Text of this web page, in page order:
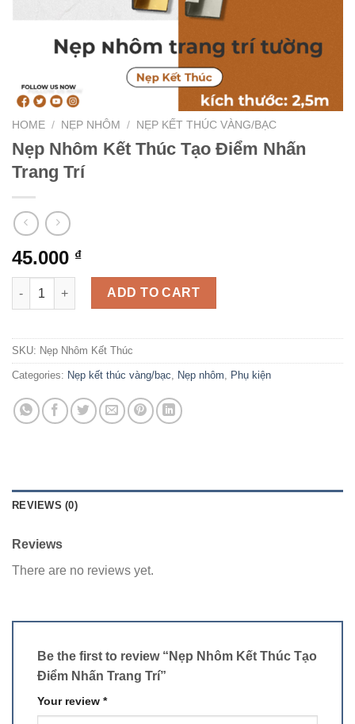
HOME / NẸP NHÔM / NẸP KẾT THÚC VÀNG/BẠC
Nẹp Nhôm Kết Thúc Tạo Điểm Nhấn
Trang Trí
45.000 ₫
Nẹp Nhôm Kết Thúc Tạo Điểm Nhấn Trang Trí quantity
ADD TO CART
SKU: Nẹp Nhôm Kết Thúc
Categories: Nẹp kết thúc vàng/bạc, Nẹp nhôm, Phụ kiện
REVIEWS (0)
Reviews
There are no reviews yet.
Be the first to review “Nẹp Nhôm Kết Thúc Tạo
Điểm Nhấn Trang Trí”
Your review *